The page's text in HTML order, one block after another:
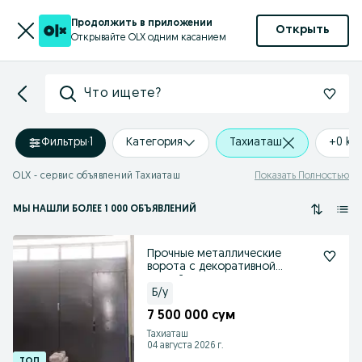
Продолжить в приложении
Открывайте OLX одним касанием
Открыть
Что ищете?
Фильтры·1 Категория Тахиаташ +0 km
OLX - сервис объявлений Тахиаташ Показать Полностью
МЫ НАШЛИ БОЛЕЕ 1 000 ОБЪЯВЛЕНИЙ
Прочные металлические
ворота с декоративной
Б/у
7 500 000 сум
Тахиаташ
04 августа 2026 г.